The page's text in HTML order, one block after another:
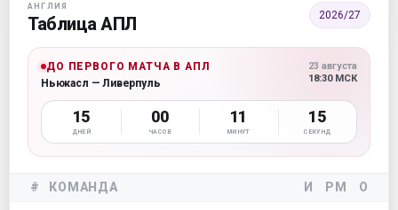
АНГЛИЯ
Таблица АПЛ 2026/27
ДО ПЕРВОГО МАТЧА В АПЛ
Ньюкасл — Ливерпуль
23 августа
18:30 МСК
15
ДНЕЙ
00
ЧАСОВ
11
МИНУТ
15
СЕКУНД
# КОМАНДА И РМ О